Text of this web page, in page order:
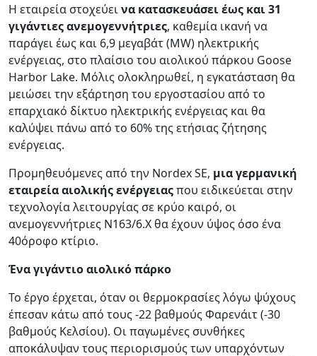
Η εταιρεία στοχεύεινα κατασκευάσει έως και 31
γιγάντιες ανεμογεννήτριες, καθεμία ικανή να
παράγει έως και 6,9 μεγαβάτ (MW) ηλεκτρικής
ενέργειας, στο πλαίσιο του αιολικού πάρκου Goose
Harbor Lake. Μόλις ολοκληρωθεί, η εγκατάσταση θα
μειώσει την εξάρτηση του εργοστασίου από το
επαρχιακό δίκτυο ηλεκτρικής ενέργειας και θα
καλύψει πάνω από το 60% της ετήσιας ζήτησης
ενέργειας.
Προμηθευόμενες από την Nordex SE, μια γερμανική
εταιρεία αιολικής ενέργειαςπου ειδικεύεται στην
τεχνολογία λειτουργίας σε κρύο καιρό, οι
ανεμογεννήτριες N163/6.X θα έχουν ύψος όσο ένα
40όροφο κτίριο.
Ένα γιγάντιο αιολικό πάρκο
Το έργο έρχεται, όταν οι θερμοκρασίες λόγω ψύχους
έπεσαν κάτω από τους -22 βαθμούς Φαρενάιτ (-30
βαθμούς Κελσίου). Οι παγωμένες συνθήκες
αποκάλυψαν τους περιορισμούς των υπαρχόντων